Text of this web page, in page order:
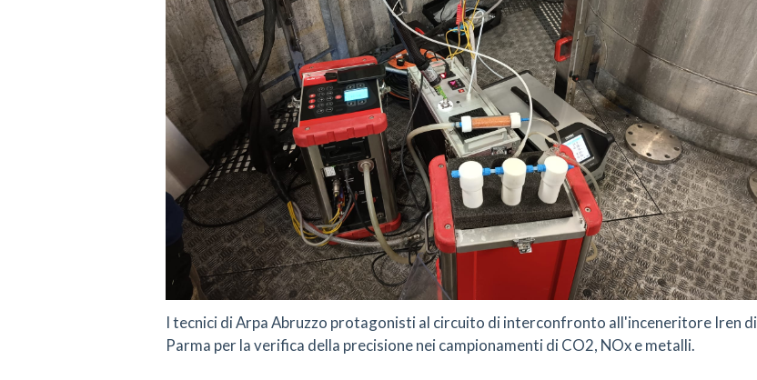
I tecnici di Arpa Abruzzo protagonisti al circuito di interconfronto all'inceneritore Iren di
Parma per la verifica della precisione nei campionamenti di CO2, NOx e metalli.